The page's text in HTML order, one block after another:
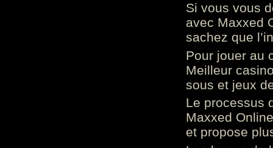
Si vous vous
avec Maxxed
sachez que
Pour jouer au
Meilleur
sous et jeux
Le processus
Maxxed
et propose